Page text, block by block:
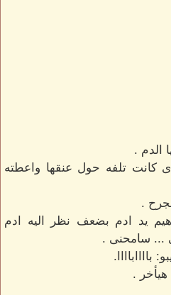
الدم .
كانت تلفه حول عنقها واعطته
.
يد ادم بضعف نظر اليه ادم
... سامحنى .
.